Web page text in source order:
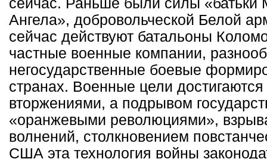
Ангела», добровольческой Белой
сейчас действуют батальоны
частные военные компании,
негосударственные боевые
странах. Военные цели
вторжениями, а подрывом
«оранжевыми революциями»,
волнений, столкновением
США эта технология войны